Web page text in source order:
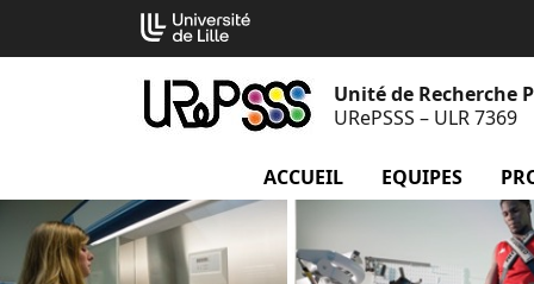
contenu
Unité de Recherche
URePSSS – ULR 7369
ACCUEIL menu Accueil
EQUIPES
Cookies management panel